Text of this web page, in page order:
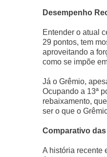
Desempenho
Entender o atual
29 pontos, tem
aproveitando a
como se impõe
Já o Grêmio,
Ocupando a 13ª
rebaixamento,
ser o que o
Comparativo
A história recente